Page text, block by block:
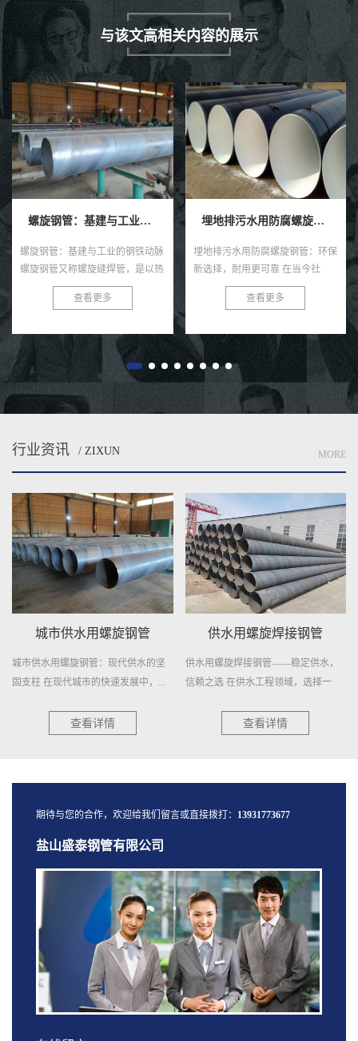
与该文高相关内容的展示
螺旋钢管：基建与工业的钢铁动脉
螺旋钢管：基建与工业的钢铁动脉
螺旋钢管又称螺旋缝焊管，是以热
轧带钢卷为原料，经常温螺旋辊压
成型、自动双丝双面埋弧焊制成的
查看更多
埋地排污水用防腐螺旋钢管
埋地排污水用防腐螺旋钢管：环保
新选择，耐用更可靠 在当今社
会，环保与可持续发展已成为全球
共识。在污水处理与排放领域，选
查看更多
行业资讯 / ZIXUN MORE
城市供水用螺旋钢管
城市供水用螺旋钢管：现代供水的坚
固支柱 在现代城市的快速发展中，...
查看详情
供水用螺旋焊接钢管
供水用螺旋焊接钢管——稳定供水，
信赖之选 在供水工程领域，选择一
查看详情
期待与您的合作，欢迎给我们留言或直接拨打： 13931773677
盐山盛泰钢管有限公司